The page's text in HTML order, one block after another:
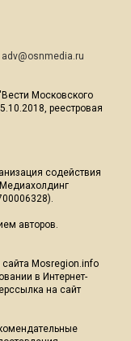
adv@osnmedia.ru
Московского
реестровая
содействия
авторов.
сайта Mosregion.info
в Интернет-
на сайт